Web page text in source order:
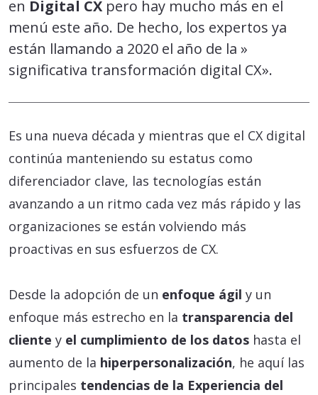
en Digital CX pero hay mucho más en el
menú este año. De hecho, los expertos ya
están llamando a 2020 el año de la »
significativa transformación digital CX».
Es una nueva década y mientras que el CX digital
continúa manteniendo su estatus como
diferenciador clave, las tecnologías están
avanzando a un ritmo cada vez más rápido y las
organizaciones se están volviendo más
proactivas en sus esfuerzos de CX.
Desde la adopción de un enfoque ágil y un
enfoque más estrecho en la transparencia del
cliente y el cumplimiento de los datos hasta el
aumento de la hiperpersonalización, he aquí las
principales tendencias de la Experiencia del